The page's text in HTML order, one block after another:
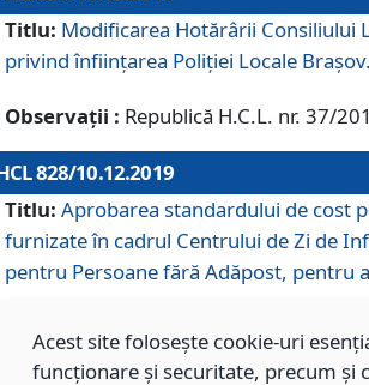
Titlu: Modificarea Hotărârii Consiliului
privind înființarea Poliției Locale Brașov.
Observații : Republică H.C.L. nr. 37/
828/10.12.2019
Titlu: Aprobarea standardului de cost
furnizate în cadrul Centrului de Zi de
pentru Persoane fără Adăpost, pentru
827/10.12.2019
Acest site folosește cookie-uri
funcționare și securitate, precum și